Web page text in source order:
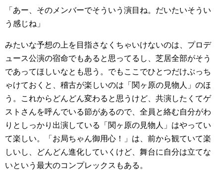
「あー、そのメンバーでそういう演目ね。だいたいそうい
う感じね」
みたいな予想の上を目指さなくちゃいけないのは、プロデ
ュース公演の宿命でもあると思ってるし、芝居全部がそう
であってほしいなとも思う。でもここでひとつだけぶっち
ゃけておくと、稽古が楽しいのは「関ヶ原の見物人」のほ
う。これからどんどん変わると思うけど、共演したくてゲ
ストさんを呼んでいる節があるので、全員と絡む自分がわ
りとしっかり出演している「関ヶ原の見物人」はやってい
て楽しい。「お局ちゃん御用心！」は、前から観ていて楽
しいし、どんどん進化していくけど、舞台に自分は立てな
いという最大のコンプレックスもある。